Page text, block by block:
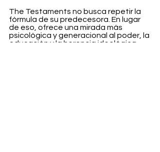
The Testaments no busca repetir la
fórmula de su predecesora. En lugar
de eso, ofrece una mirada más
psicológica y generacional al poder, la
educación y la herencia ideológica.